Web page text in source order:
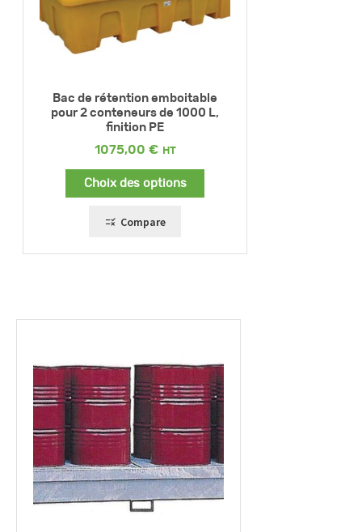
Bac de rétention emboitable
pour 2 conteneurs de 1000 L,
finition PE
1075,00 €
Choix des options
Compare